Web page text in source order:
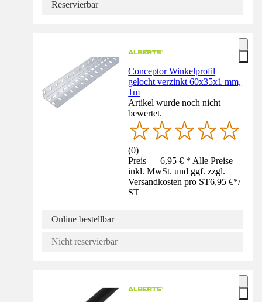
Reservierbar
Conceptor Winkelprofil
gelocht verzinkt 60x35x1 mm,
1m
Artikel wurde noch nicht
bewertet.
(0)
Preis — 6,95 € * Alle Preise
inkl. MwSt. und ggf. zzgl.
Versandkosten pro ST6,95 €*/
ST
Online bestellbar
Nicht reservierbar